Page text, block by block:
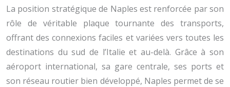
La position stratégique de Naples est renforcée par son
rôle de véritable plaque tournante des transports,
offrant des connexions faciles et variées vers toutes les
destinations du sud de l’Italie et au-delà. Grâce à son
aéroport international, sa gare centrale, ses ports et
son réseau routier bien développé, Naples permet de se